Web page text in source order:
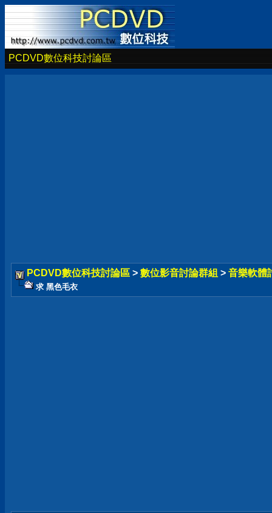
PCDVD數位科技討論區
PCDVD數位科技討論區 > 數位影音討論群組 > 音樂軟體
求 黑色毛衣